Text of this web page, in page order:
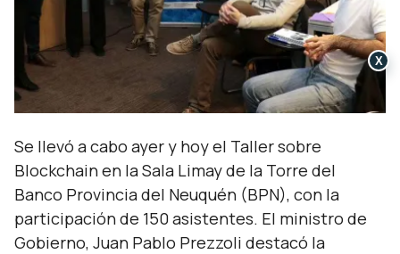
Se llevó a cabo ayer y hoy el Taller sobre
Blockchain en la Sala Limay de la Torre del
Banco Provincia del Neuquén (BPN), con la
participación de 150 asistentes. El ministro de
Gobierno, Juan Pablo Prezzoli destacó la
X